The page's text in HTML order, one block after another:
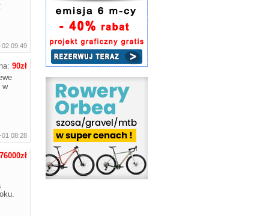
02 09:49
w
90zł
01 08:28
76000zł